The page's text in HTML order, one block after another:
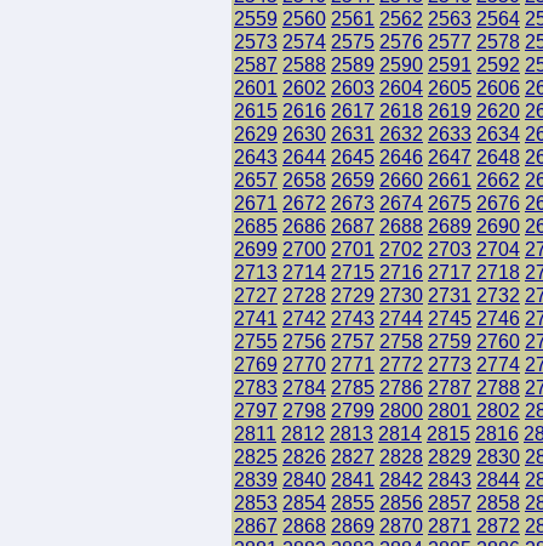
2559 2560 2561 2562 2563 2564
2573 2574 2575 2576 2577 2578
2587 2588 2589 2590 2591 2592
2601 2602 2603 2604 2605 2606
2615 2616 2617 2618 2619 2620
2629 2630 2631 2632 2633 2634
2643 2644 2645 2646 2647 2648
2657 2658 2659 2660 2661 2662
2671 2672 2673 2674 2675 2676
2685 2686 2687 2688 2689 2690
2699 2700 2701 2702 2703 2704
2713 2714 2715 2716 2717 2718
2727 2728 2729 2730 2731 2732
2741 2742 2743 2744 2745 2746
2755 2756 2757 2758 2759 2760
2769 2770 2771 2772 2773 2774
2783 2784 2785 2786 2787 2788
2797 2798 2799 2800 2801 2802
2811 2812 2813 2814 2815 2816
2825 2826 2827 2828 2829 2830
2839 2840 2841 2842 2843 2844
2853 2854 2855 2856 2857 2858
2867 2868 2869 2870 2871 2872